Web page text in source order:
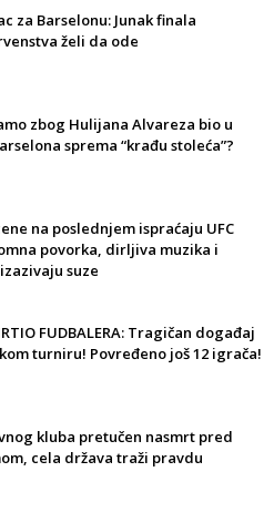
za Barselonu: Junak finala
želi da ode
zbog Hulijana Alvareza bio u
sprema “krađu stoleća”?
na poslednjem ispraćaju UFC
povorka, dirljiva muzika i
suze
FUDBALERA: Tragičan događaj
turniru! Povređeno još 12 igrača!
kluba pretučen nasmrt pred
cela država traži pravdu